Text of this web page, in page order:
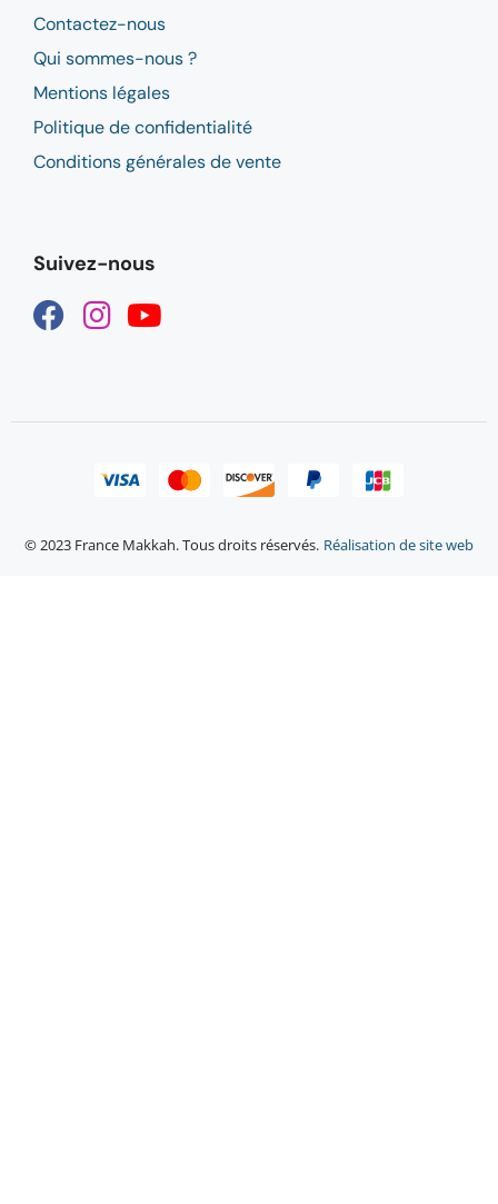
Contactez-nous
Qui sommes-nous ?
Mentions légales
Politique de confidentialité
Conditions générales de vente
Suivez-nous
© 2023 France Makkah. Tous droits réservés. Réalisation de site web